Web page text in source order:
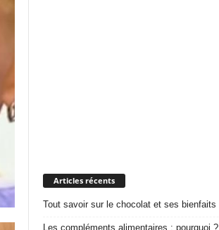
Articles récents
Tout savoir sur le chocolat et ses bienfaits
Les compléments alimentaires : pourquoi ?